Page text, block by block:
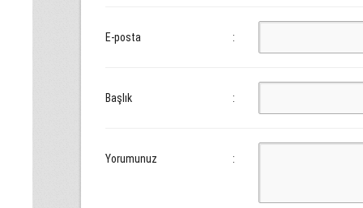
E-posta :
Başlık :
Yorumunuz :